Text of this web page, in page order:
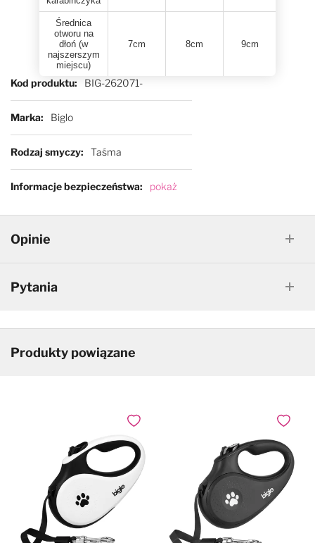
Średnica
otworu na
dłoń (w
najszerszym
miejscu)
7cm 8cm 9cm
Więcej informacji
Kod produktu BIG-262071-
Marka Biglo
Rodzaj smyczy Taśma
Informacje bezpieczeństwa pokaż
Opinie
Pytania
Produkty powiązane
Dodaj do ulubionych Dodaj